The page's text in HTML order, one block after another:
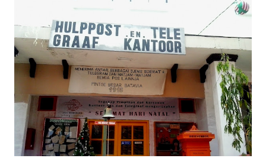
yang ada di sana. Asuransi yang gw beli dari sini . Tadinya
setelah beli kok nggak ada info apapun, bahkan bukti bayar
pun nggak ada. Tapi petugasnya cukup tangkas setelah gw
email, gw langsung dapat asuransinya. Nomer asuransi
diperlukan untuk mengisi formulir, jadi harus beli asuransi
sebelum apply visa. Nah, bagi gw, ini formulir baru kali ini
dapat pertanyaan yang unik-unik semacam apakah pernah
pelatihan militer, wajib militer, pernah pegang / punya
senjata, bahkan sampai ...